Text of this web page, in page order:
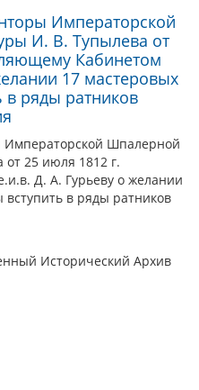
Императорской
И. В. Тупылева от
Кабинетом
17 мастеровых
в ряды ратников
Императорской Шпалерной
25 июля 1812 г.
Д. А. Гурьеву о желании
в ряды ратников
Исторический Архив